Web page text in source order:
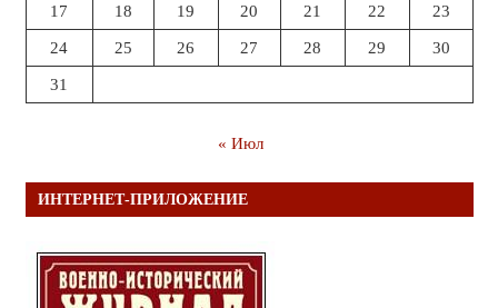
17 18 19 20 21 22 23
24 25 26 27 28 29 30
31
« Июл
ИНТЕРНЕТ-ПРИЛОЖЕНИЕ